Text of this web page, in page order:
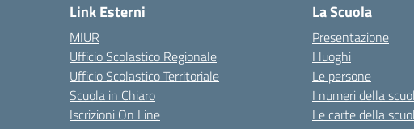
Link Esterni
MIUR
Ufficio Scolastico Regionale
Ufficio Scolastico Territoriale
Scuola in Chiaro
Iscrizioni On Line
La Scuola
Presentazione
I luoghi
Le persone
I numeri della
Le carte della